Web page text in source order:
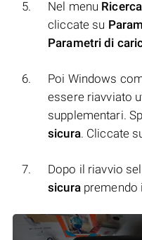
Nel menu
cliccate su
Parametri di
Poi Windows
essere riavviato
supplementari.
sicura. Cliccate
Dopo il riavvio
sicurapremendo